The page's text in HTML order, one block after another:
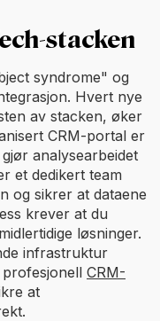
stacken
syndrome" og
Hvert nye
av stacken, øker
CRM-portal er
analysearbeidet
et dedikert team
og sikrer at dataene
krever at du
løsninger.
infrastruktur
CRM-
at